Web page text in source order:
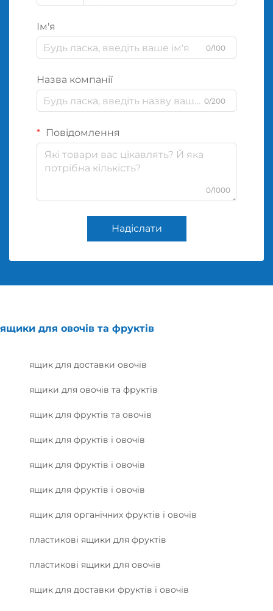
Ім'я
0/100
Назва компанії
0/200
Повідомлення
0/1000
Надіслати
ящики для овочів та фруктів
ящик для доставки овочів
ящики для овочів та фруктів
ящик для фруктів та овочів
ящик для фруктів і овочів
ящик для фруктів і овочів
ящик для фруктів і овочів
ящик для органічних фруктів і овочів
пластикові ящики для фруктів
пластикові ящики для овочів
ящик для доставки фруктів і овочів